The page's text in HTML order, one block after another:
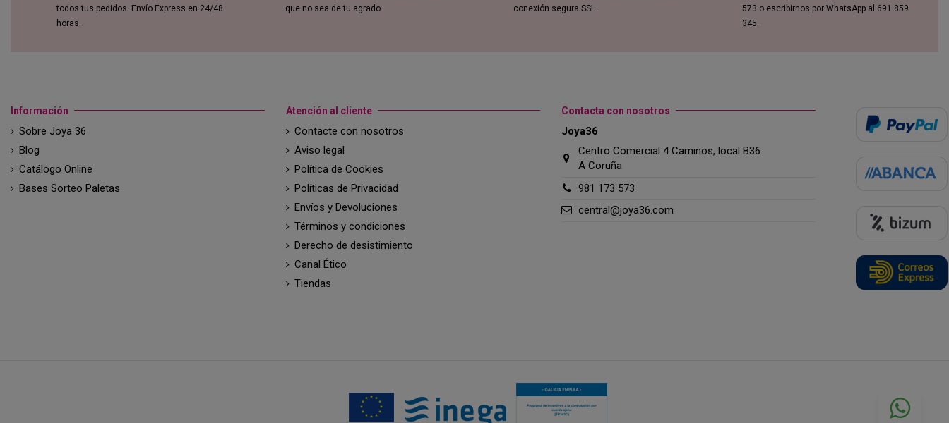
todos tus pedidos. Envío Express en 24/48
horas.
que no sea de tu agrado.
conexión segura SSL.
573 o escribirnos por WhatsApp al 691 859
345.
Información
Sobre Joya 36
Blog
Catálogo Online
Bases Sorteo Paletas
Atención al cliente
Contacte con nosotros
Aviso legal
Política de Cookies
Políticas de Privacidad
Envíos y Devoluciones
Términos y condiciones
Derecho de desistimiento
Canal Ético
Tiendas
Contacta con nosotros
Joya36
Centro Comercial 4 Caminos, local B36
A Coruña
981 173 573
central@joya36.com